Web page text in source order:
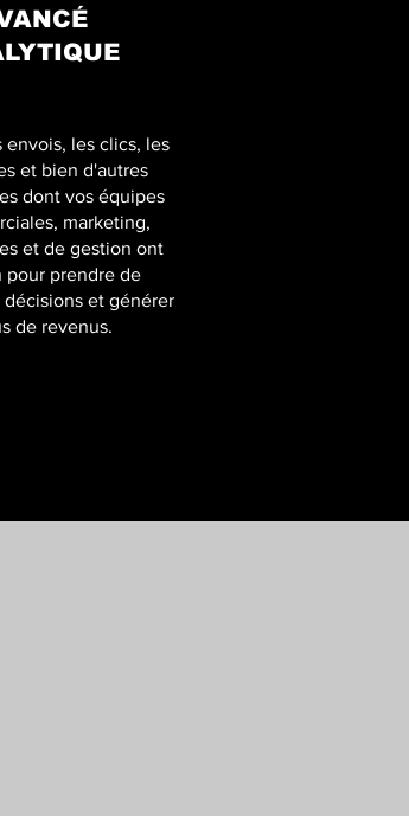
envois, les clics, les
et bien d'autres
dont vos équipes
marketing,
et de gestion ont
pour prendre de
décisions et générer
de revenus.